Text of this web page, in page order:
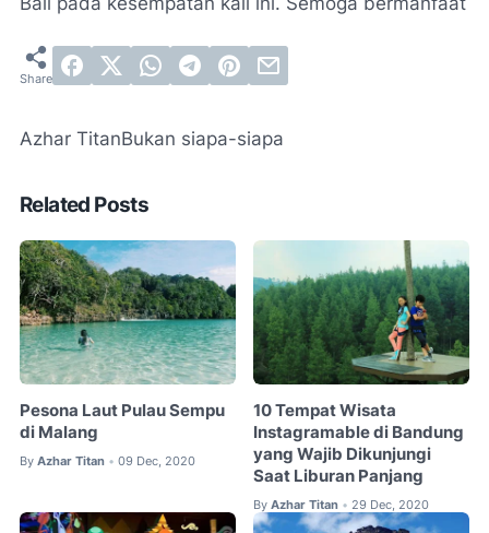
Azhar TitanBukan siapa-siapa
Related Posts
Pesona Laut Pulau Sempu
di Malang
By Azhar Titan • 09 Dec, 2020
10 Tempat Wisata
Instagramable di Bandung
yang Wajib Dikunjungi
Saat Liburan Panjang
By Azhar Titan • 29 Dec, 2020